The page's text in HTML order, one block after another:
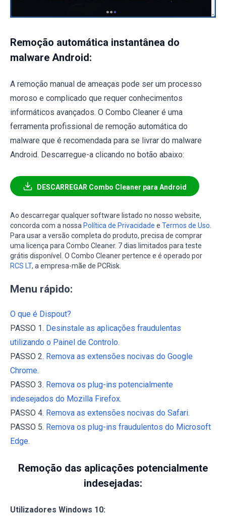
Remoção automática instantânea do
malware Android:
A remoção manual de ameaças pode ser um processo
moroso e complicado que requer conhecimentos
informáticos avançados. O Combo Cleaner é uma
ferramenta profissional de remoção automática do
malware que é recomendada para se livrar do malware
Android. Descarregue-a clicando no botão abaixo:
DESCARREGAR Combo Cleaner para Android
Ao descarregar qualquer software listado no nosso website,
concorda com a nossa Política de Privacidade e Termos de Uso
Para usar a versão completa do produto, precisa de comprar
uma licença para Combo Cleaner. 7 dias limitados para teste
grátis disponível. O Combo Cleaner pertence e é operado por
RCS LT, a empresa-mãe de PCRisk.
Menu rápido:
O que é Dispout?
PASSO 1. Desinstale as aplicações fraudulentas
utilizando o Painel de Controlo.
PASSO 2. Remova as extensões nocivas do Google
Chrome.
PASSO 3. Remova os plug-ins potencialmente
indesejados do Mozilla Firefox.
PASSO 4. Remova as extensões nocivas do Safari.
PASSO 5. Remova os plug-ins fraudulentos do Microsoft
Edge.
Remoção das aplicações potencialmente
indesejadas:
Utilizadores Windows 10: